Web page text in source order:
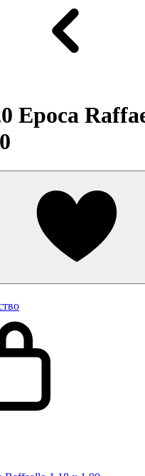
Epoca